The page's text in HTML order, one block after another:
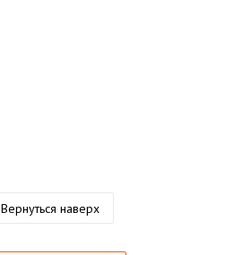
Вернуться наверх